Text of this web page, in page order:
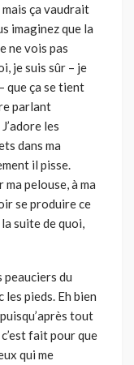
ça vaudrait
imaginez que la
ne vois pas
je suis sûr – je
que ça se tient
parlant
les
dans ma
il pisse.
ma pelouse, à ma
se produire ce
suite de quoi,
peauciers du
pieds. Eh bien
tout
fait pour que
qui me